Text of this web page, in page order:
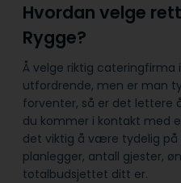
Hvordan velge
Rygge?
Å velge riktig cateringfirma
utfordrende, men er man
forventer, så er det lettere
du kommer i kontakt med
det viktig å være tydelig på
planlegger, antall gjester,
totalbudsjettet ditt er.